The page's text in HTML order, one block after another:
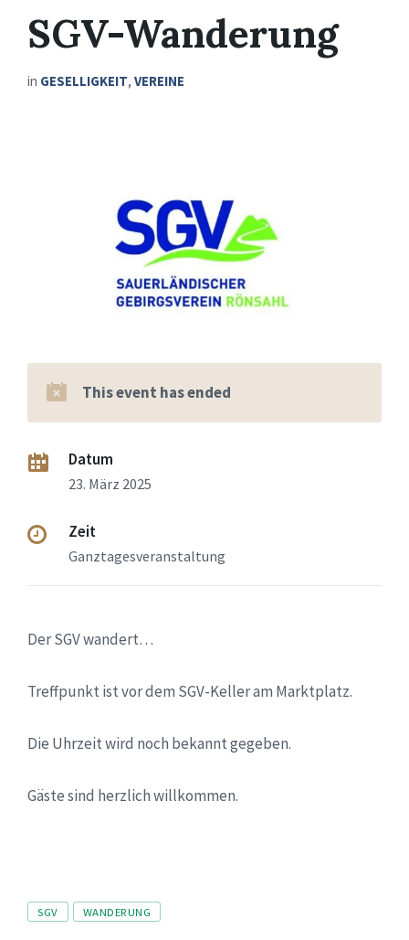
SGV-Wanderung
in GESELLIGKEIT, VEREINE
This event has ended
Datum
23. März 2025
Zeit
Ganztagesveranstaltung
Der SGV wandert…
Treffpunkt ist vor dem SGV-Keller am Marktplatz.
Die Uhrzeit wird noch bekannt gegeben.
Gäste sind herzlich willkommen.
Tags
SGV WANDERUNG